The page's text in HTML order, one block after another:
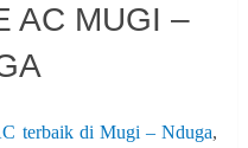
AC MUGI –
terbaik di Mugi – Nduga,